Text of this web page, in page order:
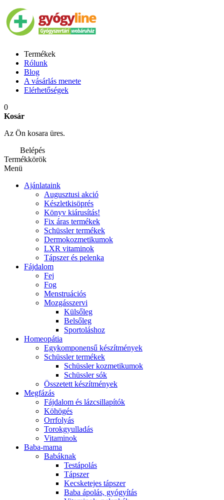
Termékek
Rólunk
Blog
A vásárlás menete
Elérhetőségek
0
Kosár
Az Ön kosara üres.
Belépés
Termékkörök
Menü
Ajánlataink
Augusztusi akció
Készletkisöprés
Könyv kiárusítás!
Fix áras termékek
Schüssler termékek
Dermokozmetikumok
LXR vitaminok
Tápszer és pelenka
Fájdalom
Fej
Fog
Menstruációs
Mozgásszervi
Külsőleg
Belsőleg
Sportoláshoz
Homeopátia
Egykomponensű készítmények
Schüssler termékek
Schüssler kozmetikumok
Schüssler sók
Összetett készítmények
Megfázás
Fájdalom és lázcsillapítók
Köhögés
Orrfolyás
Torokgyulladás
Vitaminok
Baba-mama
Babáknak
Testápolás
Tápszer
Kecsketejes tápszer
Baba ápolás, gyógyítás